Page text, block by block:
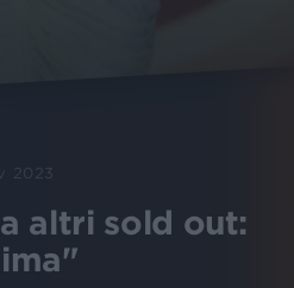
2023
altri sold out: